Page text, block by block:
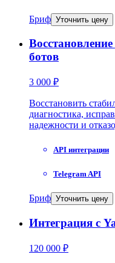
Бриф Уточнить цену
ботов
3 000 ₽
Восстановить
диагностика,
надежности и
API интеграции
Telegram API
Бриф Уточнить цену
Интеграция с
120 000 ₽